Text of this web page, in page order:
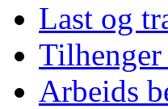
Last og
Arbeids